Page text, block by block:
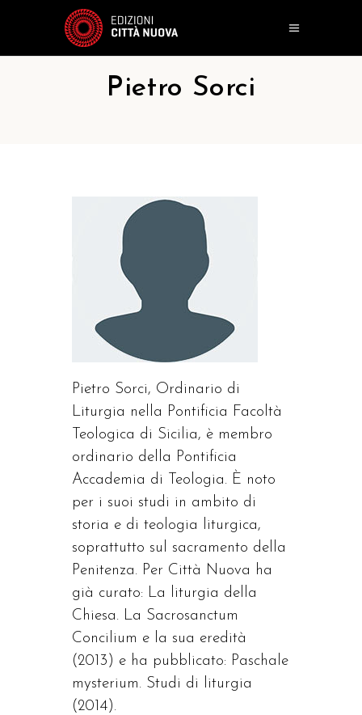
Pietro Sorci
Pietro Sorci, Ordinario di
Liturgia nella Pontificia Facoltà
Teologica di Sicilia, è membro
ordinario della Pontificia
Accademia di Teologia. È noto
per i suoi studi in ambito di
storia e di teologia liturgica,
soprattutto sul sacramento della
Penitenza. Per Città Nuova ha
già curato: La liturgia della
Chiesa. La Sacrosanctum
Concilium e la sua eredità
(2013) e ha pubblicato: Paschale
mysterium. Studi di liturgia
(2014).